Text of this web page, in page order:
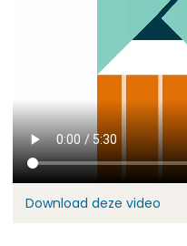
Download deze video